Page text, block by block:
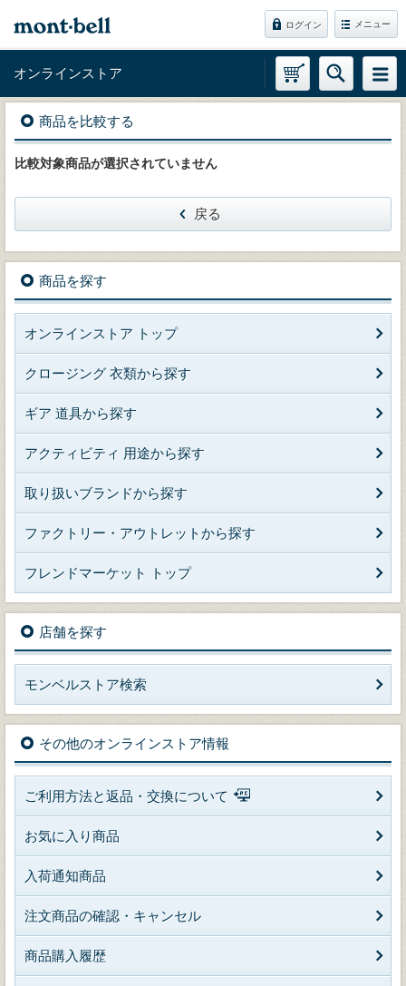
ログイン メニュー
オンラインストア
商品を比較する
比較対象商品が選択されていません
戻る
商品を探す
オンラインストア トップ
クロージング 衣類から探す
ギア 道具から探す
アクティビティ 用途から探す
取り扱いブランドから探す
ファクトリー・アウトレットから探す
フレンドマーケット トップ
店舗を探す
モンベルストア検索
その他のオンラインストア情報
ご利用方法と返品・交換について
お気に入り商品
入荷通知商品
注文商品の確認・キャンセル
商品購入履歴